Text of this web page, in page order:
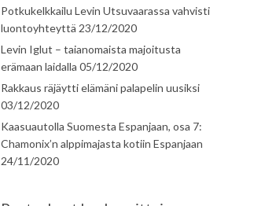
Potkukelkkailu Levin Utsuvaarassa vahvisti
luontoyhteyttä 23/12/2020
Levin Iglut – taianomaista majoitusta
erämaan laidalla 05/12/2020
Rakkaus räjäytti elämäni palapelin uusiksi
03/12/2020
Kaasuautolla Suomesta Espanjaan, osa 7:
Chamonix’n alppimajasta kotiin Espanjaan
24/11/2020